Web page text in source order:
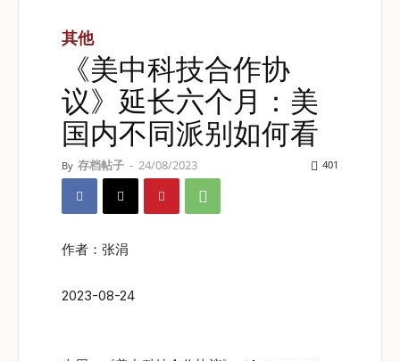
其他
《美中科技合作协
议》延长六个月：美
国内不同派别如何看
By 存档帖子 - 24/08/2023 401
作者：张涓
2023-08-24